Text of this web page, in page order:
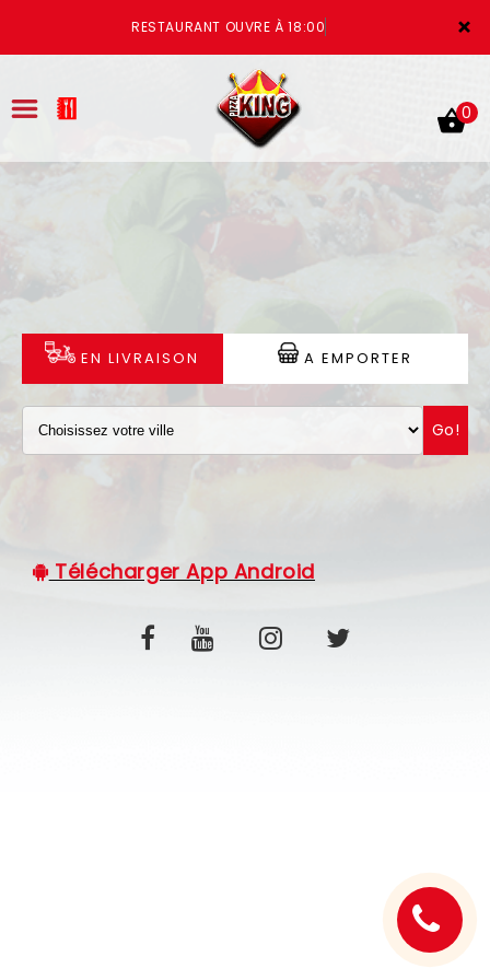
×
RESTAURANT OUVRE À 18:00
VOTRE COMPTE
NOTRE RESTAURANT
VOS AVIS
0
EN LIVRAISON A EMPORTER
Go!
Télécharger App Android